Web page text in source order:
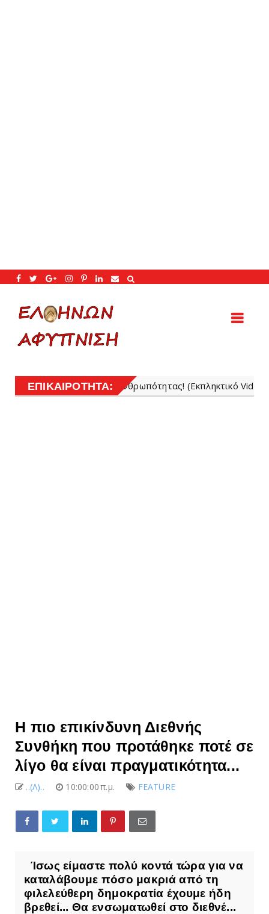
ΕΠΙΚΑΙΡΟΤΗΤΑ:
ανθρωπότητας! (Εκπληκτικό Video που πρέπει να δουν
Η πιο επικίνδυνη Διεθνής
Συνθήκη που προτάθηκε ποτέ σε
λίγο θα είναι πραγματικότητα...
..(Λ).. 10:00:00 π.μ. FEATURE
Ίσως είμαστε πολύ κοντά τώρα για να
καταλάβουμε πόσο μακριά από τη
φιλελεύθερη δημοκρατία έχουμε ήδη
βρεθεί... Θα ενσωματωθεί στο διεθνέ...